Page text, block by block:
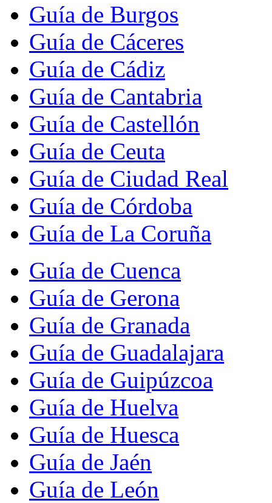
Guía de Burgos
Guía de Cáceres
Guía de Cádiz
Guía de Cantabria
Guía de Castellón
Guía de Ceuta
Guía de Ciudad Real
Guía de Córdoba
Guía de La Coruña
Guía de Cuenca
Guía de Gerona
Guía de Granada
Guía de Guadalajara
Guía de Guipúzcoa
Guía de Huelva
Guía de Huesca
Guía de Jaén
Guía de León